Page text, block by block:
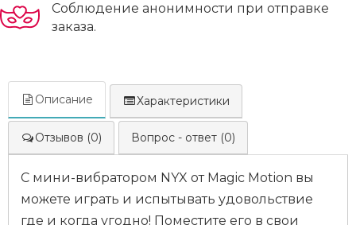
Соблюдение анонимности при отправке
заказа.
Описание Характеристики
Отзывов (0) Вопрос - ответ (0)
С мини-вибратором NYX от Magic Motion вы
можете играть и испытывать удовольствие
где и когда угодно! Поместите его в свои